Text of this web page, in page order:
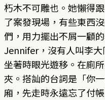
朽木不可雕也。她懶得
了案發現場，有些東西
們，用力擺出不屑一顧
Jennifer，沒有人叫李大
坐著時眼光遊移。在廁
夾。搭訕的台詞是「你
廂，先走時永遠忘了付帳